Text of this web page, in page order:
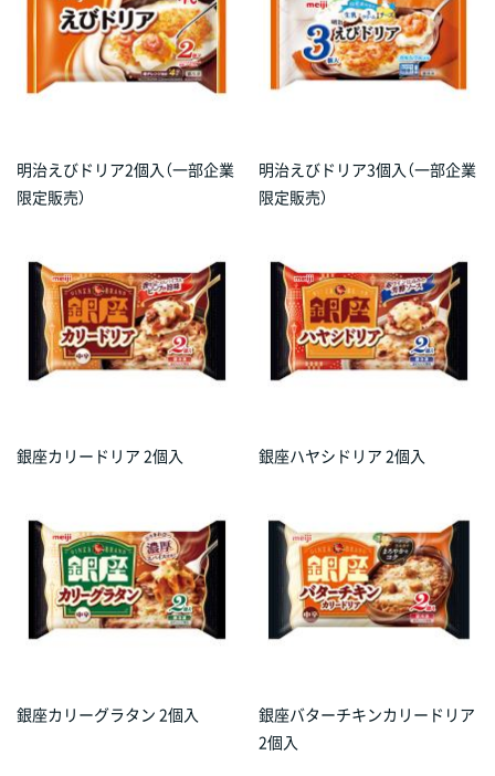
明治えびドリア2個入（一部企業
限定販売）
明治えびドリア3個入（一部企業
限定販売）
銀座カリードリア 2個入 銀座ハヤシドリア 2個入
銀座カリーグラタン 2個入
銀座バターチキンカリードリア
2個入